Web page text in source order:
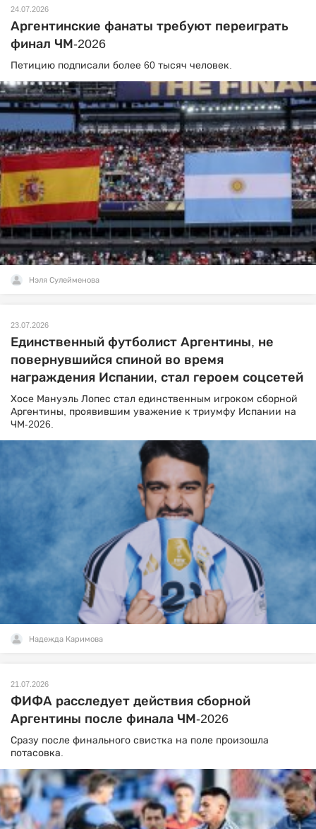
24.07.2026
Аргентинские фанаты требуют переиграть
финал ЧМ-2026
Петицию подписали более 60 тысяч человек.
Нэля Сулейменова
23.07.2026
Единственный футболист Аргентины, не
повернувшийся спиной во время
награждения Испании, стал героем соцсетей
Хосе Мануэль Лопес стал единственным игроком сборной
Аргентины, проявившим уважение к триумфу Испании на
ЧМ-2026.
Надежда Каримова
21.07.2026
ФИФА расследует действия сборной
Аргентины после финала ЧМ-2026
Сразу после финального свистка на поле произошла
потасовка.